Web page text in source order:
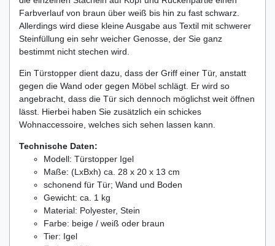
Farbverlauf von braun über weiß bis hin zu fast schwarz.
Allerdings wird diese kleine Ausgabe aus Textil mit schwerer
Steinfüllung ein sehr weicher Genosse, der Sie ganz
bestimmt nicht stechen wird.
Ein Türstopper dient dazu, dass der Griff einer Tür, anstatt
gegen die Wand oder gegen Möbel schlägt. Er wird so
angebracht, dass die Tür sich dennoch möglichst weit öffnen
lässt. Hierbei haben Sie zusätzlich ein schickes
Wohnaccessoire, welches sich sehen lassen kann.
Technische Daten:
Modell: Türstopper Igel
Maße: (LxBxh) ca. 28 x 20 x 13 cm
schonend für Tür; Wand und Boden
Gewicht: ca. 1 kg
Material: Polyester, Stein
Farbe: beige / weiß oder braun
Tier: Igel